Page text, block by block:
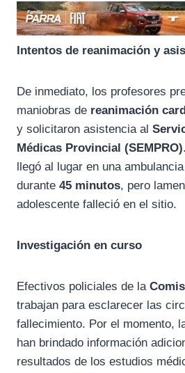
Intentos de reanimación y
De inmediato, los profesores
maniobras de reanimación
y solicitaron asistencia al
Médicas Provincial (SEMPRO)
llegó al lugar en una
durante 45 minutos, pero
adolescente falleció en el sitio.
Investigación en curso
Efectivos policiales de la
trabajan para esclarecer las
fallecimiento. Por el momento,
han brindado información
resultados de los estudios